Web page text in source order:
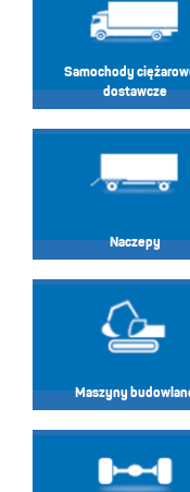
Samochody
dostawcze
Naczepy
Maszyny